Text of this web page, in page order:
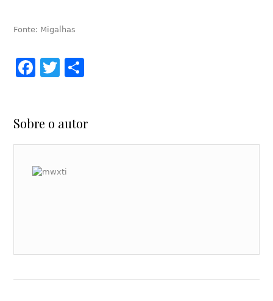
Fonte: Migalhas
Facebook
Twitter
Sobre o autor